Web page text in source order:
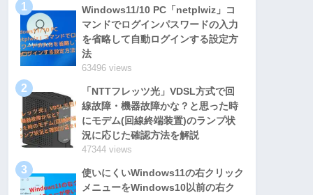
1
Windows11/10 PC「netplwiz」コ
マンドでログインパスワードの入力
を省略して自動ログインする設定方
法
63496 views
2
「NTTフレッツ光」VDSL方式で回
線故障・機器故障かな？と思った時
にモデム(回線終端装置)のランプ状
況に応じた確認方法を解説
47344 views
3
使いにくいWindows11の右クリック
メニューをWindows10以前の右ク